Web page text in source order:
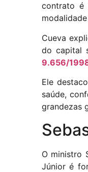
contrato é
Cueva
do capital
9.656/
Ele
saúde,
grandezas
O ministro
Júnior é